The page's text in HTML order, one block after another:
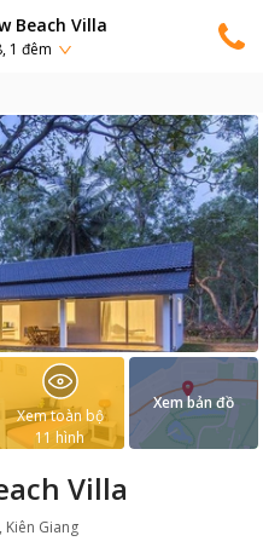
Beach Villa
1 đêm
Villa
Kiên Giang
Xem toàn bộ
11 hình
Xem bản đồ